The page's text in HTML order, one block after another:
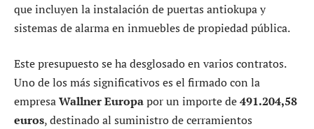
que incluyen la instalación de puertas antiokupa y
sistemas de alarma en inmuebles de propiedad pública.
Este presupuesto se ha desglosado en varios contratos.
Uno de los más significativos es el firmado con la
empresaWallner Europapor un importe de491.204,58
euros, destinado al suministro de cerramientos